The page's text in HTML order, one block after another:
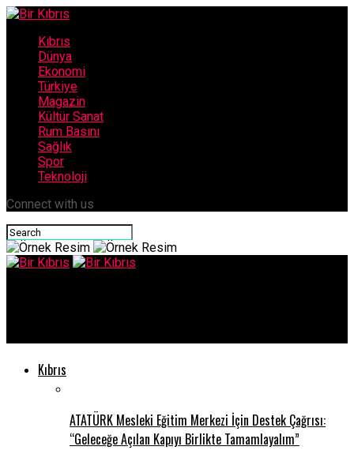
Kıbrıs
Dünya
Ekonomi
Türkiye
Magazin
Kültür Sanat
Rum Basını
Sağlık
Spor
Teknoloji
Connect with us
Kıbrıs
ATATÜRK Mesleki Eğitim Merkezi İçin Destek Çağrısı:
“Geleceğe Açılan Kapıyı Birlikte Tamamlayalım”